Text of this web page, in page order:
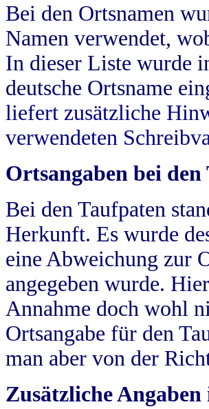
Bei den Ortsnamen
Namen verwendet,
In dieser Liste wurde
deutsche Ortsname
liefert zusätzliche
verwendeten
Ortsangaben bei den
Bei den Taufpaten
Herkunft. Es wurde
eine Abweichung zur
angegeben wurde.
Annahme doch wohl
Ortsangabe für den
man aber von der
Zusätzliche